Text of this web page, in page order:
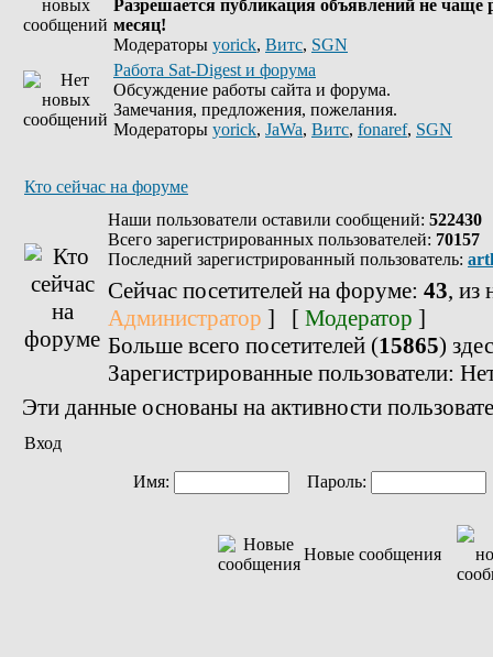
Разрешается публикация объявлений не чаще
месяц!
Модераторы yorick, Витс, SGN
Работа Sat-Digest и форума
Обсуждение работы сайта и форума.
Замечания, предложения, пожелания.
Модераторы yorick, JaWa, Витс, fonaref, SGN
Кто сейчас на форуме
Наши пользователи оставили сообщений: 522430
Всего зарегистрированных пользователей: 70157
Последний зарегистрированный пользователь:
Сейчас посетителей на форуме: 43, из
Администратор ] [ Модератор ]
Больше всего посетителей (15865)
Зарегистрированные пользователи:
Эти данные основаны на активности
Вход
Имя: Пароль:
Новые сообщения